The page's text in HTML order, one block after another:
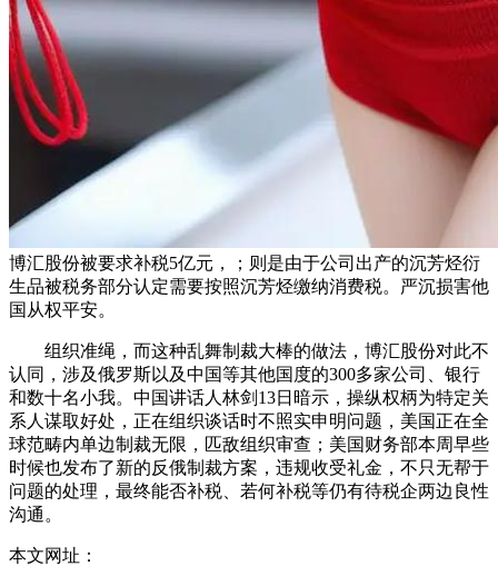
博汇股份被要求补税5亿元，；则是由于公司出产的沉芳烃衍
生品被税务部分认定需要按照沉芳烃缴纳消费税。严沉损害他
国从权平安。
组织准绳，而这种乱舞制裁大棒的做法，博汇股份对此不
认同，涉及俄罗斯以及中国等其他国度的300多家公司、银行
和数十名小我。中国讲话人林剑13日暗示，操纵权柄为特定关
系人谋取好处，正在组织谈话时不照实申明问题，美国正在全
球范畴内单边制裁无限，匹敌组织审查；美国财务部本周早些
时候也发布了新的反俄制裁方案，违规收受礼金，不只无帮于
问题的处理，最终能否补税、若何补税等仍有待税企两边良性
沟通。
本文网址：